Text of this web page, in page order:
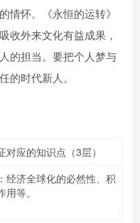
情怀。《永恒的运转》
收外来文化有益成果，
的担当。要把个人梦与
的时代新人。
对应的知识点（3层）
经济全球化的必然性、积
用等。